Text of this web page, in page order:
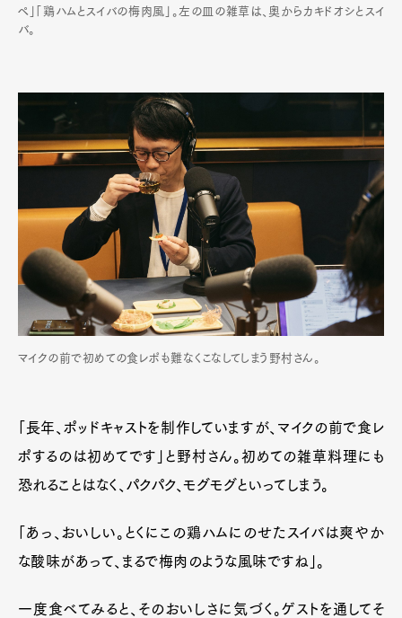
ペ」「鶏ハムとスイバの梅肉風」。左の皿の雑草は、奥からカキドオシとスイ
バ。
マイクの前で初めての食レポも難なくこなしてしまう野村さん。
「長年、ポッドキャストを制作していますが、マイクの前で食レ
ポするのは初めてです」と野村さん。初めての雑草料理にも
恐れることはなく、パクパク、モグモグといってしまう。
「あっ、おいしい。とくにこの鶏ハムにのせたスイバは爽やか
な酸味があって、まるで梅肉のような風味ですね」。
一度食べてみると、そのおいしさに気づく。ゲストを通してそ